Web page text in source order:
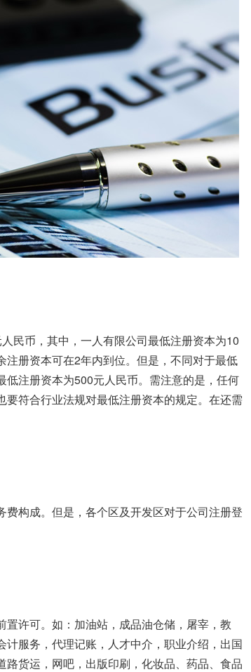
民币，其中，一人有限公司最低注册资本为10
册资本可在2年内到位。但是，不同对于最低
注册资本为500元人民币。需注意的是，任何
符合行业法规对最低注册资本的规定。在还需
构成。但是，各个区及开发区对于公司注册登
许可。如：加油站，成品油仓储，屠宰，教
服务，代理记账，人才中介，职业介绍，出国
货运，网吧，出版印刷，化妆品、药品、食品